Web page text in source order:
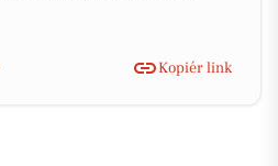
Kopiér link